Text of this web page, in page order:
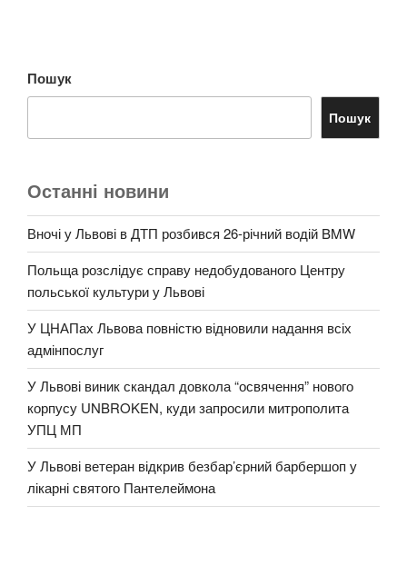
Пошук
Пошук
Останні новини
Вночі у Львові в ДТП розбився 26-річний водій BMW
Польща розслідує справу недобудованого Центру
польської культури у Львові
У ЦНАПах Львова повністю відновили надання всіх
адмінпослуг
У Львові виник скандал довкола “освячення” нового
корпусу UNBROKEN, куди запросили митрополита
УПЦ МП
У Львові ветеран відкрив безбар’єрний барбершоп у
лікарні святого Пантелеймона